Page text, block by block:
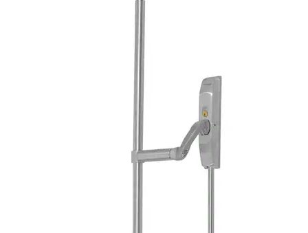
PANIKKBESLAG 1100 HVIT/GRØNN
PANIKKBESLAG 1100 SØLV
UTV.BETJENING 3100 SØLV
UTV.BETJENING 3100 HVIT
UTV.BETJENING 3100 SVART
TO067310070
UTV.BETJENING 3000 HVIT
TO067300071
UTV.BETJENING 3000 SVART
TO067300070
TO067300072
TO067300082